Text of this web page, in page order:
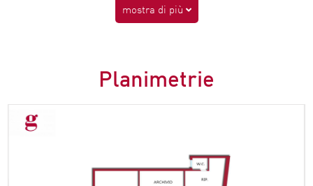
mostra di più
Planimetrie